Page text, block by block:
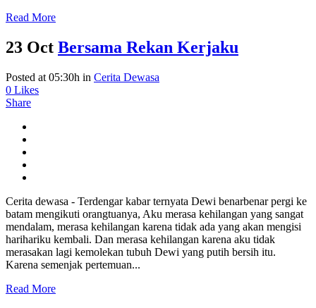
Read More
23 Oct Bersama Rekan Kerjaku
Posted at 05:30h in Cerita Dewasa
0 Likes
Share
Cerita dewasa - Terdengar kabar ternyata Dewi benarbenar pergi ke
batam mengikuti orangtuanya, Aku merasa kehilangan yang sangat
mendalam, merasa kehilangan karena tidak ada yang akan mengisi
harihariku kembali. Dan merasa kehilangan karena aku tidak
merasakan lagi kemolekan tubuh Dewi yang putih bersih itu.
Karena semenjak pertemuan...
Read More